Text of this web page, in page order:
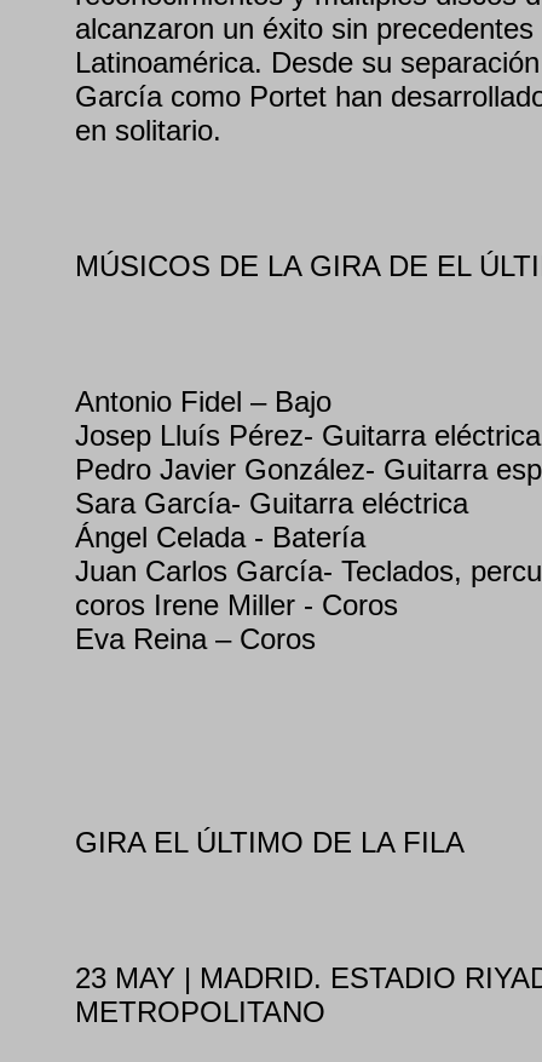
alcanzaron un éxito sin
Latinoamérica. Desde su
García como Portet han
en solitario.
MÚSICOS DE LA GIRA DE EL
Antonio Fidel – Bajo
Josep Lluís Pérez- Guitarra eléctrica
Pedro Javier González- Guitarra
Sara García- Guitarra eléctrica
Ángel Celada - Batería
Juan Carlos García- Teclados,
coros Irene Miller - Coros
Eva Reina – Coros
GIRA EL ÚLTIMO DE LA FILA
23 MAY | MADRID. ESTADIO
METROPOLITANO